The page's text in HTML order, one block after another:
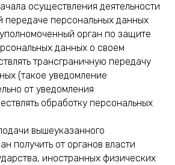
осуществления деятельности
передаче персональных данных
орган по защите
данных о своем
трансграничную передачу
(такое уведомление
от уведомления
обработку персональных
вышеуказанного
получить от органов власти
иностранных физических